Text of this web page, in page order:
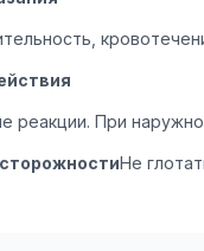
реакции. При
Не